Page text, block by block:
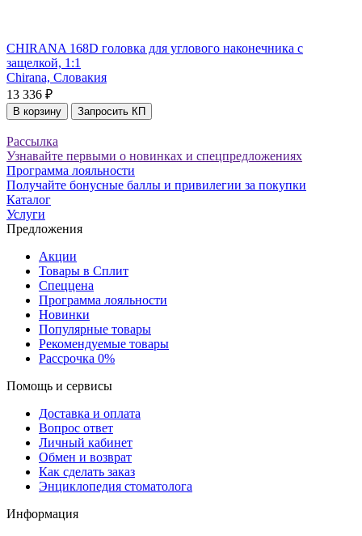
CHIRANA 168D головка для углового наконечника с
защелкой, 1:1
Chirana, Словакия
13 336 ₽
В корзину Запросить КП
Рассылка
Узнавайте первыми о новинках и спецпредложениях
Программа лояльности
Получайте бонусные баллы и привилегии за покупки
Каталог
Услуги
Предложения
Акции
Товары в Сплит
Спеццена
Программа лояльности
Новинки
Популярные товары
Рекомендуемые товары
Рассрочка 0%
Помощь и сервисы
Доставка и оплата
Вопрос ответ
Личный кабинет
Обмен и возврат
Как сделать заказ
Энциклопедия стоматолога
Информация